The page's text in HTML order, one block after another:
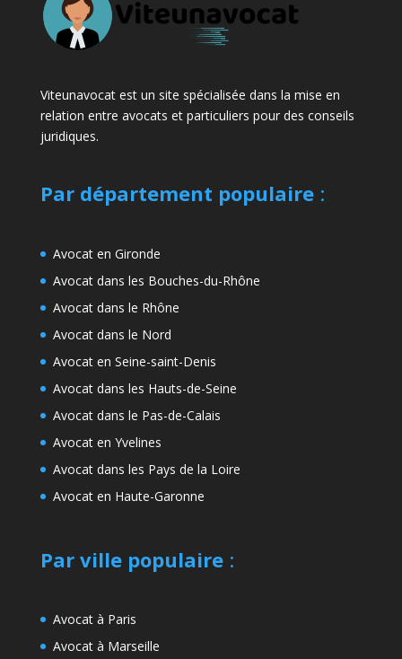
Viteunavocat est un site spécialisée dans la mise en
relation entre avocats et particuliers pour des conseils
juridiques.
Par département populaire:
Avocat en Gironde
Avocat dans les Bouches-du-Rhône
Avocat dans le Rhône
Avocat dans le Nord
Avocat en Seine-saint-Denis
Avocat dans les Hauts-de-Seine
Avocat dans le Pas-de-Calais
Avocat en Yvelines
Avocat dans les Pays de la Loire
Avocat en Haute-Garonne
Par ville populaire:
Avocat à Paris
Avocat à Marseille